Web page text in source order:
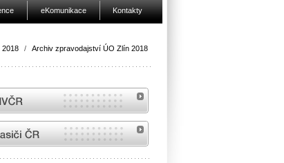
eKomunikace Kontakty
2018 / Archiv zpravodajství ÚO Zlín 2018
stránky Hasiči ČR